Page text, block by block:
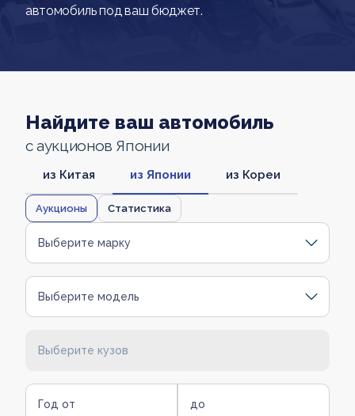
автомобиль под ваш бюджет.
Найдите ваш автомобиль
с аукционов Японии
из Китая из Японии из Кореи
Аукционы Статистика
Выберите марку
Выберите модель
Выберите кузов
Год от до